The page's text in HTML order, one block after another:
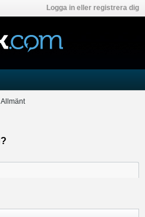
Logga in eller registrera dig
Allmänt